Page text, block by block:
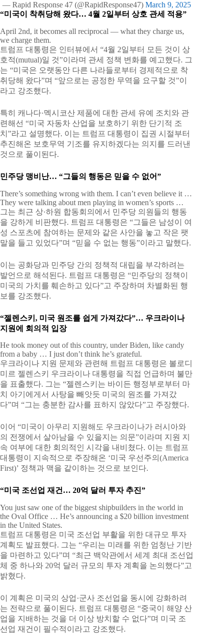
— Rapid Response 47 (@RapidResponse47)March 9, 2025
“미국이 착취당해 왔다… 4월 2일부터 상호 관세 적용”
April 2nd, it becomes all reciprocal — what they charge us,
we charge them.
트럼프 대통령은 인터뷰에서 “4월 2일부터 모든 것이 상
호적(mutual)일 것”이라며 관세 정책 변화를 예고했다. 그
는 “미국은 오랫동안 다른 나라들로부터 경제적으로 착
취당해 왔다”며 “앞으로는 공정한 무역을 요구할 것”이
라고 강조했다.
특히 캐나다·멕시코산 제품에 대한 관세 유예 조치와 관
련해선 “미국 자동차 산업을 보호하기 위한 단기적 조
치”라고 설명했다. 이는 트럼프 대통령이 집권 시절부터
추진해온 보호무역 기조를 유지하겠다는 의지를 드러낸
것으로 풀이된다.
민주당 맹비난… “그들의 행동은 믿을 수 없어”
There’s something wrong with them. I can’t even believe it …
They were talking about men playing in women’s sports …
그는 최근 상·하원 합동회의에서 민주당 의원들의 행동
을 강하게 비판했다. 트럼프 대통령은 “그들은 남성이 여
성 스포츠에 참여하는 문제와 같은 사안을 놓고 작은 팻
말을 들고 있었다”며 “믿을 수 없는 행동”이라고 말했다.
이는 공화당과 민주당 간의 정책적 대립을 부각하려는
발언으로 해석된다. 트럼프 대통령은 “민주당의 정책이
미국의 가치를 훼손하고 있다”고 주장하며 차별화된 행
보를 강조했다.
“젤렌스키, 미국 원조를 쉽게 가져갔다”… 우크라이나
지원에 회의적 입장
He took money out of this country, under Biden, like candy
from a baby … I just don’t think he’s grateful.
우크라이나 지원 문제와 관련해 트럼프 대통령은 볼로디
미르 젤렌스키 우크라이나 대통령을 직접 언급하며 불만
을 표출했다. 그는 “젤렌스키는 바이든 행정부로부터 마
치 아기에게서 사탕을 빼앗듯 미국의 원조를 가져갔
다”며 “그는 충분한 감사를 표하지 않았다”고 주장했다.
이어 “미국이 아무리 지원해도 우크라이나가 러시아와
의 전쟁에서 살아남을 수 있을지는 의문”이라며 지원 지
속 여부에 대한 회의적인 시각을 내비쳤다. 이는 트럼프
대통령이 지속적으로 주장해온 ‘미국 우선주의(America
First)’ 정책과 맥을 같이하는 것으로 보인다.
“미국 조선업 재건… 20억 달러 투자 추진”
You just saw one of the biggest shipbuilders in the world in
the Oval Office … He’s announcing a $20 billion investment
in the United States.
트럼프 대통령은 미국 조선업 부활을 위한 대규모 투자
계획도 발표했다. 그는 “우리는 미래를 위한 엄청난 기반
을 마련하고 있다”며 “최근 백악관에서 세계 최대 조선업
체 중 하나와 20억 달러 규모의 투자 계획을 논의했다”고
밝혔다.
이 계획은 미국의 상업·군사 조선업을 동시에 강화하려
는 전략으로 풀이된다. 트럼프 대통령은 “중국이 해양 산
업을 지배하는 것을 더 이상 방치할 수 없다”며 미국 조
선업 재건이 필수적이라고 강조했다.